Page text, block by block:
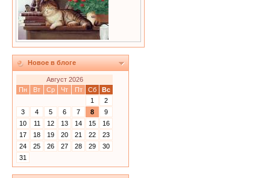
Новое в блоге
Август 2026
Пн
Вт Ср Чт Пт Сб
Вс
1
2
3
4 5 6 7 8
9
10
11 12 13 14 15
16
17
18 19 20 21 22
23
24
25 26 27 28 29
30
31